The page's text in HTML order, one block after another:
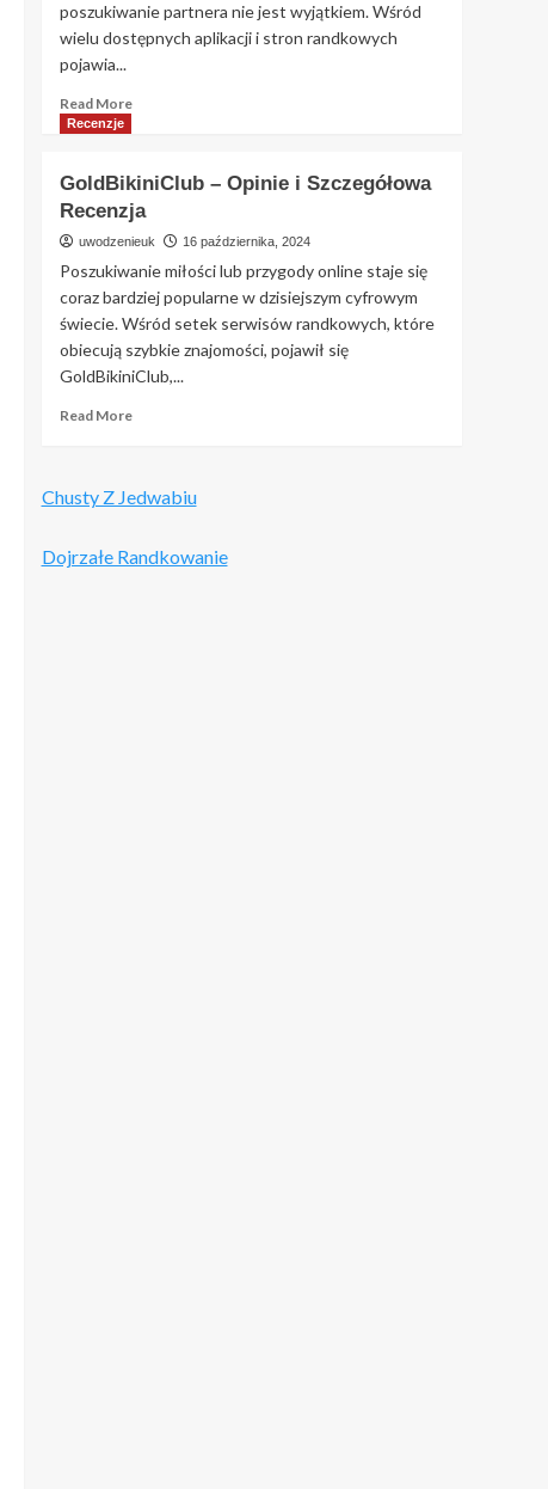
i
Wady
poszukiwanie partnera nie jest wyjątkiem. Wśród
wielu dostępnych aplikacji i stron randkowych
pojawia...
Read MoreRead
Bogatego
–
Jak
idealnego
partnera
z
zasobnym
portfelem?
Recenzje
GoldBikiniClub – Opinie i Szczegółowa
Recenzja
uwodzenieuk 16 października, 2024
Poszukiwanie miłości lub przygody online staje się
coraz bardziej popularne w dzisiejszym cyfrowym
świecie. Wśród setek serwisów randkowych, które
obiecują szybkie znajomości, pojawił się
GoldBikiniClub,...
Read MoreRead
–
Szczegółowa
Chusty Z Jedwabiu
Dojrzałe Randkowanie